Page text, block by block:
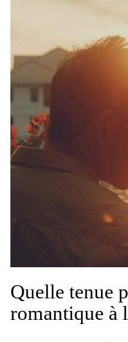
Quelle tenue
romantique à